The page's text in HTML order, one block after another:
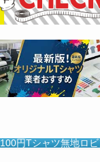
100円Tシャツ無地ロビ